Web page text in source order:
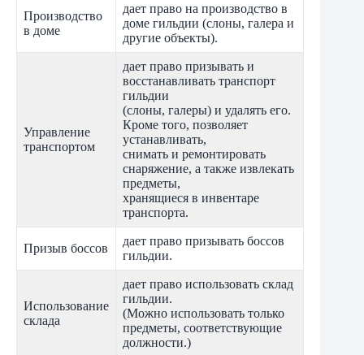
Производство
в доме
дает право на производство в
доме гильдии (слоны, галера и
другие объекты).
Управление
транспортом
дает право призывать и
восстанавливать транспорт
гильдии
(слоны, галеры) и удалять его.
Кроме того, позволяет
устанавливать,
снимать и ремонтировать
снаряжение, а также извлекать
предметы,
хранящиеся в инвентаре
транспорта.
Призыв боссов
дает право призывать боссов
гильдии.
Использование
склада
дает право использовать склад
гильдии.
(Можно использовать только
предметы, соответствующие
должности.)